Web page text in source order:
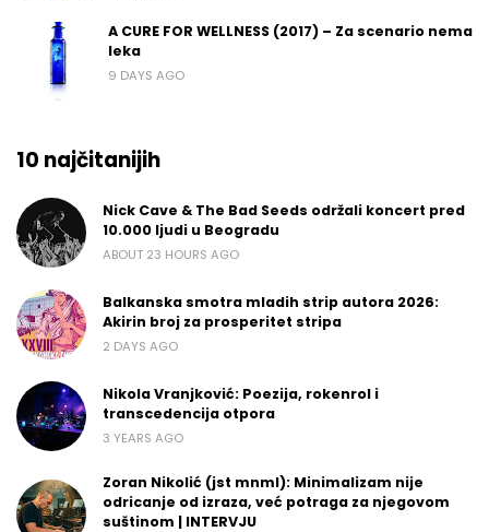
A CURE FOR WELLNESS (2017) – Za scenario nema
leka
9 DAYS AGO
10 najčitanijih
Nick Cave & The Bad Seeds održali koncert pred
10.000 ljudi u Beogradu
ABOUT 23 HOURS AGO
Balkanska smotra mladih strip autora 2026:
Akirin broj za prosperitet stripa
2 DAYS AGO
Nikola Vranjković: Poezija, rokenrol i
transcedencija otpora
3 YEARS AGO
Zoran Nikolić (jst mnml): Minimalizam nije
odricanje od izraza, već potraga za njegovom
suštinom | INTERVJU